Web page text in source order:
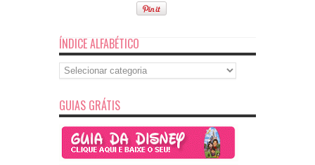
ÍNDICE ALFABÉTICO
Índice
Alfabético
GUIAS GRÁTIS